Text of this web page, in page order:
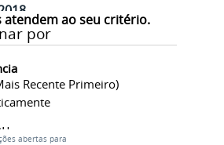
ao seu critério.
por
Recente Primeiro)
15h15
ao
Pesquisa
abertas para